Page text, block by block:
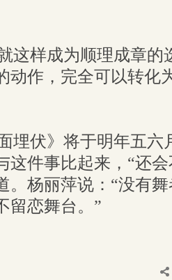
这样成为顺理成章的
动作，完全可以转化
埋伏》将于明年五六
这件事比起来，“还
。杨丽萍说：“没有
留恋舞台。”